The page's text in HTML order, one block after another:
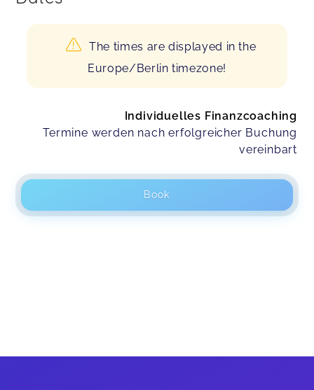
The times are displayed in the
Europe/Berlin timezone!
Individuelles Finanzcoaching
Termine werden nach erfolgreicher Buchung
vereinbart
Book